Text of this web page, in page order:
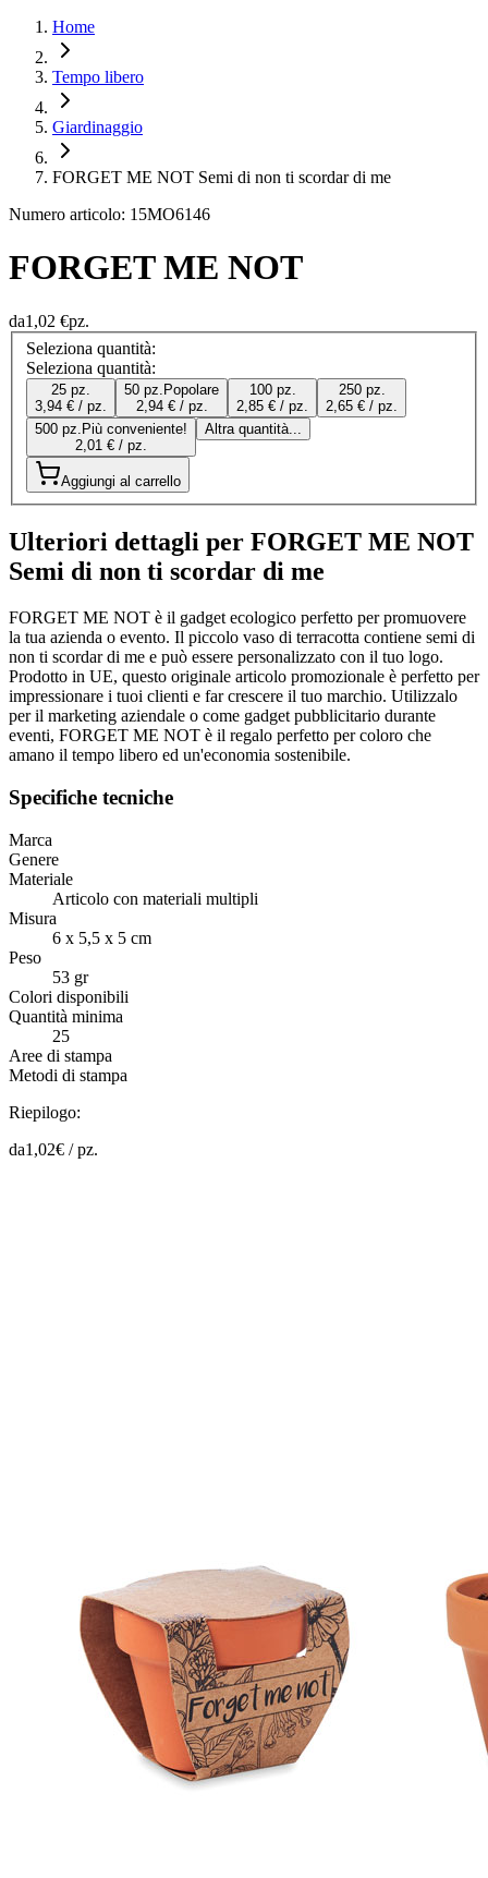
Home
Tempo libero
Giardinaggio
FORGET ME NOT Semi di non ti scordar di me
Numero articolo: 15MO6146
FORGET ME NOT
da1,02 €pz.
Seleziona quantità:
Seleziona quantità:
25 pz.
3,94 € / pz.
50 pz. Popolare
2,94 € / pz.
100 pz.
2,85 € / pz.
250 pz.
2,65 € / pz.
500 pz. Più conveniente!
2,01 € / pz.
Altra quantità...
Aggiungi al carrello
Ulteriori dettagli per FORGET ME NOT
Semi di non ti scordar di me
FORGET ME NOT è il gadget ecologico perfetto per promuovere
la tua azienda o evento. Il piccolo vaso di terracotta contiene semi di
non ti scordar di me e può essere personalizzato con il tuo logo.
Prodotto in UE, questo originale articolo promozionale è perfetto per
impressionare i tuoi clienti e far crescere il tuo marchio. Utilizzalo
per il marketing aziendale o come gadget pubblicitario durante
eventi, FORGET ME NOT è il regalo perfetto per coloro che
amano il tempo libero ed un'economia sostenibile.
Specifiche tecniche
Marca
Genere
Materiale
Articolo con materiali multipli
Misura
6 x 5,5 x 5 cm
Peso
53 gr
Colori disponibili
Quantità minima
25
Aree di stampa
Metodi di stampa
Riepilogo:
da1,02€ /pz.